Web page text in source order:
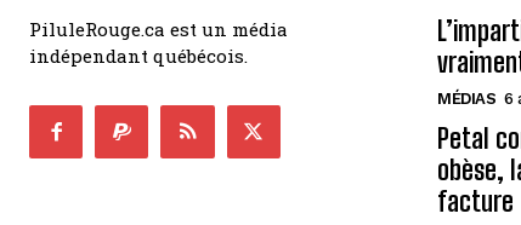
PiluleRouge.ca est un média
indépendant québécois.
MÉDIAS 6
Petal
obèse,
facture